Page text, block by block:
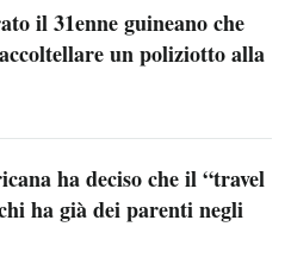
il 31enne guineano che
un poliziotto alla
ha deciso che il “travel
ha già dei parenti negli